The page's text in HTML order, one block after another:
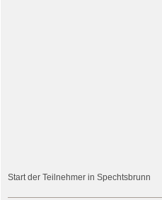
Start der Teilnehmer in Spechtsbrunn